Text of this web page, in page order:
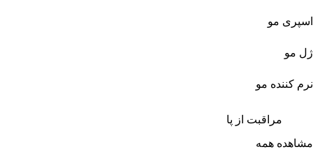
اسپری مو
ژل مو
نرم کننده مو
مراقبت از پا
مشاهده همه